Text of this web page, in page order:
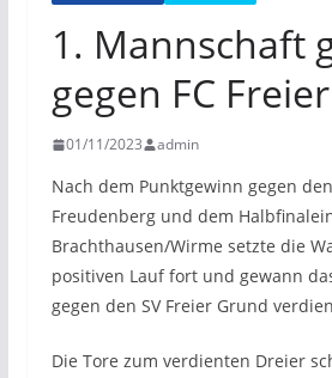
1. Mannschaft
gegen FC
01/11/2023 admin
Nach dem Punktgewinn gegen
Freudenberg und dem
Brachthausen/Wirme setzte die
positiven Lauf fort und gewann
gegen den SV Freier Grund
Die Tore zum verdienten Dreier